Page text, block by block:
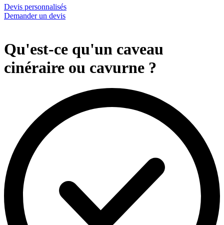
Devis personnalisés
Demander un devis
Qu'est-ce qu'un caveau
cinéraire ou cavurne ?